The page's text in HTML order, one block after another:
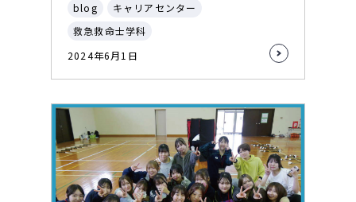
blog
キャリアセンター
救急救命士学科
2024年6月1日